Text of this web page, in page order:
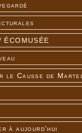
ÉCOMUSÉE
le Causse de Martel
à aujourd'hui